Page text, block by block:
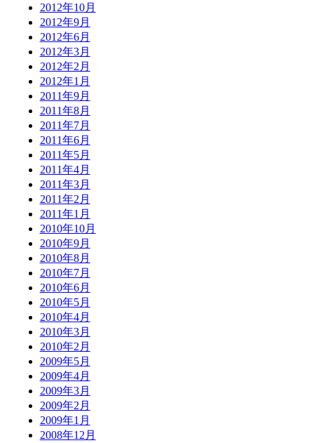
2012年10月
2012年9月
2012年6月
2012年3月
2012年2月
2012年1月
2011年9月
2011年8月
2011年7月
2011年6月
2011年5月
2011年4月
2011年3月
2011年2月
2011年1月
2010年10月
2010年9月
2010年8月
2010年7月
2010年6月
2010年5月
2010年4月
2010年3月
2010年2月
2009年5月
2009年4月
2009年3月
2009年2月
2009年1月
2008年12月